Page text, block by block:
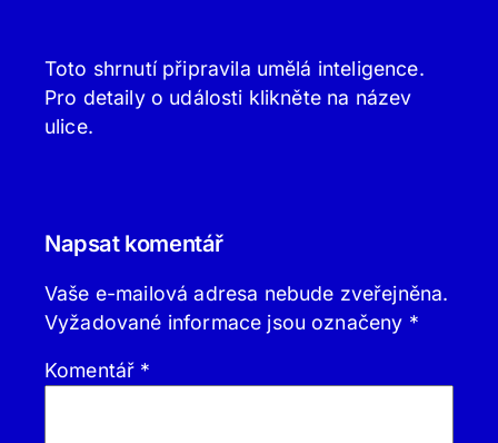
Toto shrnutí připravila umělá inteligence.
Pro detaily o události klikněte na název
ulice.
Napsat komentář
Vaše e-mailová adresa nebude zveřejněna.
Vyžadované informace jsou označeny *
Komentář *